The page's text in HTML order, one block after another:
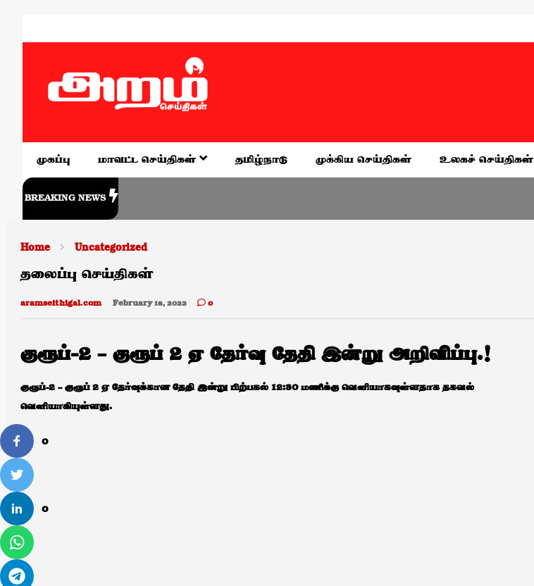
0
0
முகப்பு மாவட்ட செய்திகள் தமிழ்நாடு முக்கிய செய்திகள் உலகச் செய்திகள்
BREAKING NEWS
Home Uncategorized
தலைப்பு செய்திகள்
aramseithigal.com February 18, 2022 0
குரூப்-2 – குரூப் 2 ஏ தேர்வு தேதி இன்று அறிவிப்பு.!
குரூப்-2 – குரூப் 2 ஏ தேர்வுக்கான தேதி இன்று பிற்பகல் 12:30 மணிக்கு வெளியாகவுள்ளதாக தகவல்
வெளியாகியுள்ளது.